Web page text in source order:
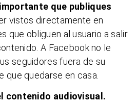
que publiques
vistos directamente en
que obliguen al usuario a salir
A Facebook no le
seguidores fuera de su
que quedarse en casa.
contenido audiovisual.